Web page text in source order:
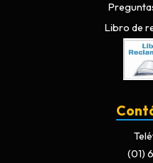
Libro de
(01)